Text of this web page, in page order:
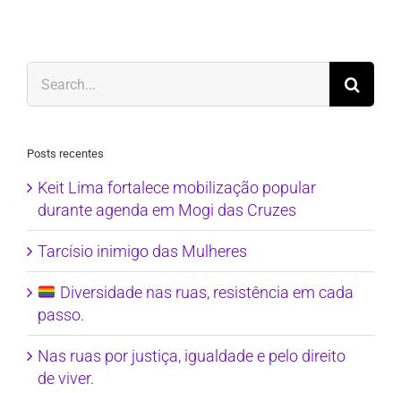
for:
Posts recentes
Keit Lima fortalece mobilização popular
durante agenda em Mogi das Cruzes
Tarcísio inimigo das Mulheres
Diversidade nas ruas, resistência em cada
passo.
Nas ruas por justiça, igualdade e pelo direito
de viver.